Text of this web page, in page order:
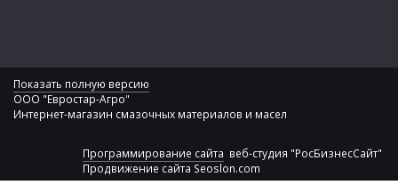
Показать полную версию
ООО "Евростар-Агро"
Интернет-магазин смазочных материалов и масел
Программирование сайта веб-студия "РосБизнесСайт"
Продвижение сайта Seoslon.com